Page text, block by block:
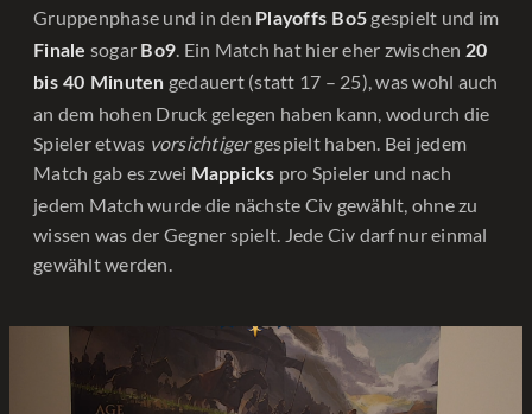
Gruppenphase und in den Playoffs Bo5 gespielt und im
Finale sogar Bo9. Ein Match hat hier eher zwischen 20
bis 40 Minuten gedauert (statt 17 – 25), was wohl auch
an dem hohen Druck gelegen haben kann, wodurch die
Spieler etwas vorsichtigergespielt haben. Bei jedem
Match gab es zwei Mappicks pro Spieler und nach
jedem Match wurde die nächste Civ gewählt, ohne zu
wissen was der Gegner spielt. Jede Civ darf nur einmal
gewählt werden.